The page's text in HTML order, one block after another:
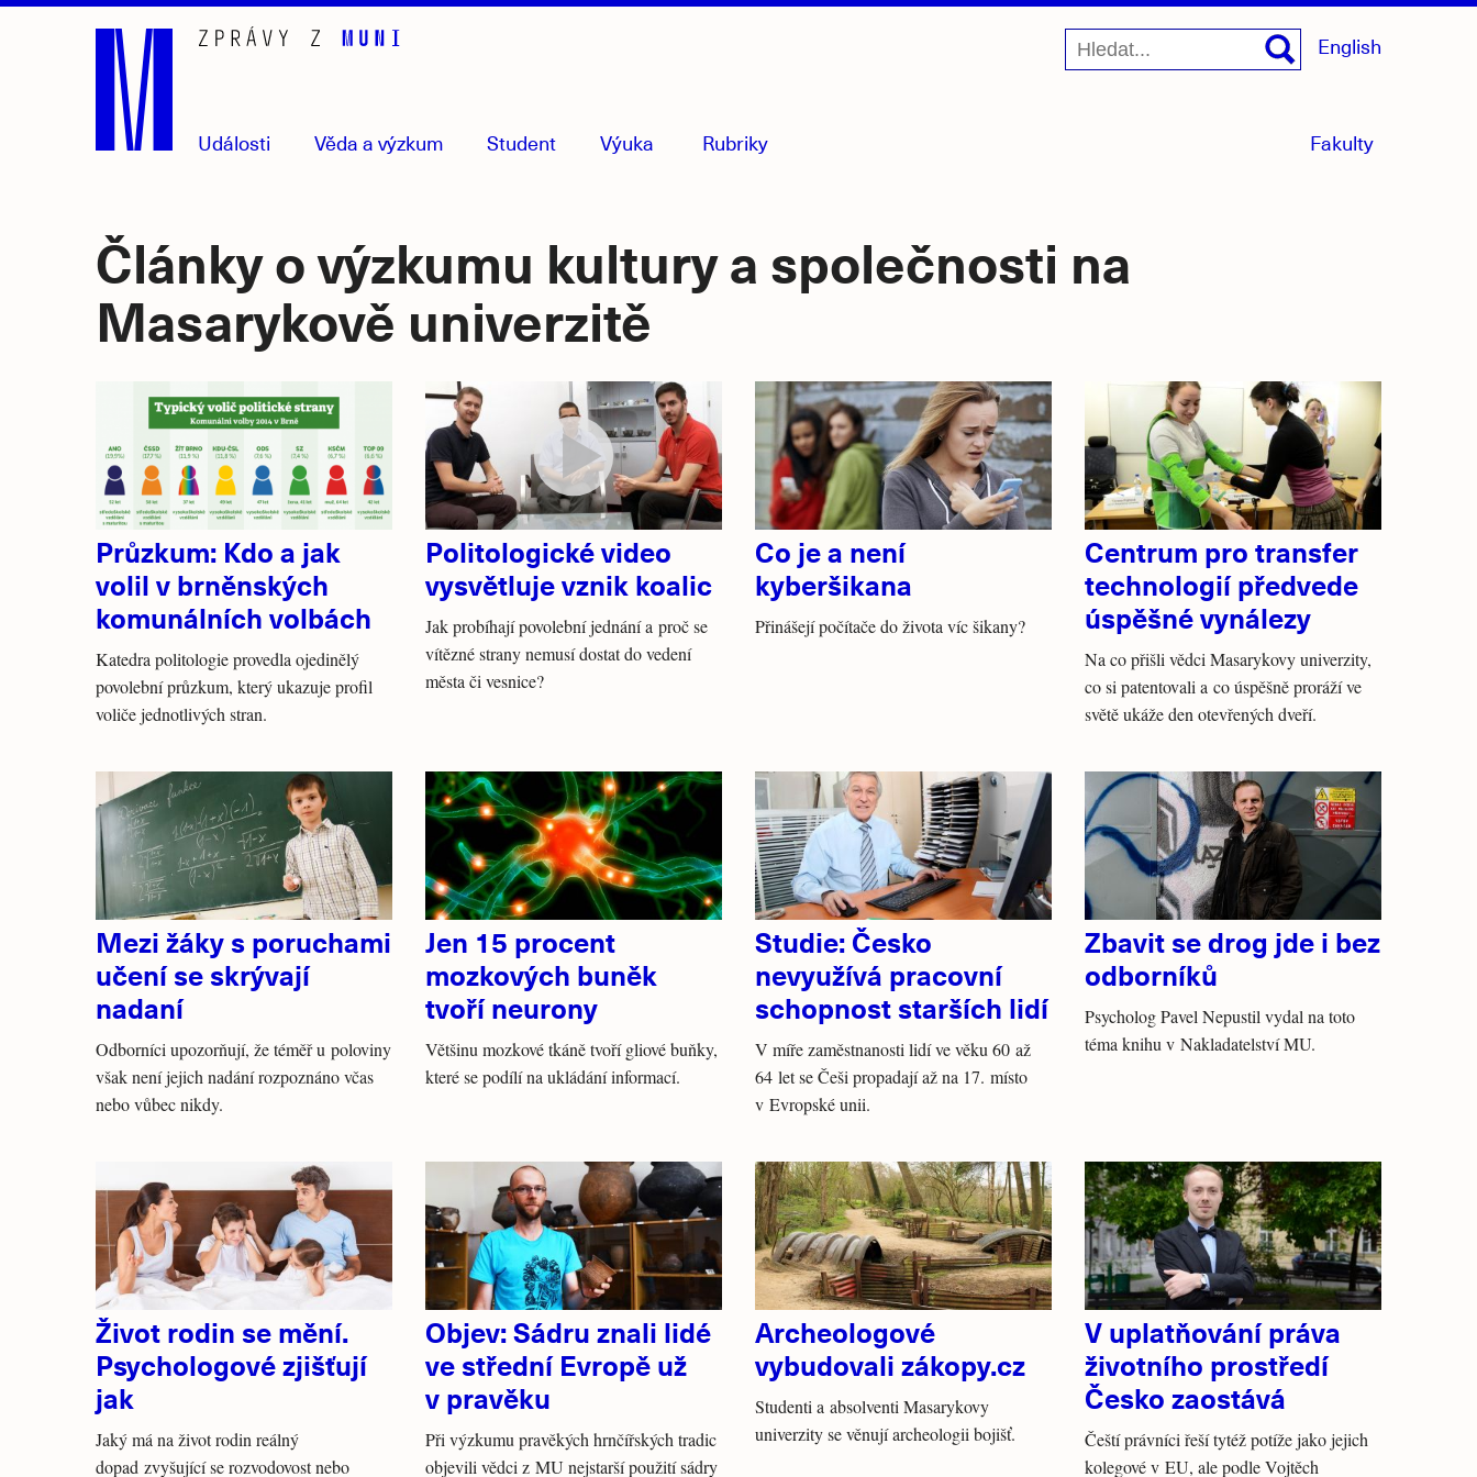
Události Věda a výzkum Student Výuka Rubriky Fakultymenu
English
Články o výzkumu kultury a společnosti na
Masarykově univerzitě
Průzkum: Kdo a jak
volil v brněnských
komunálních volbách
Katedra politologie provedla ojedinělý
povolební průzkum, který ukazuje profil
voliče jednotlivých stran.
Politologické video
vysvětluje vznik koalic
Jak probíhají povolební jednání a proč se
vítězné strany nemusí dostat do vedení
města či vesnice?
Co je a není
kyberšikana
Přinášejí počítače do života víc šikany?
Centrum pro transfer
technologií předvede
úspěšné vynálezy
Na co přišli vědci Masarykovy univerzity,
co si patentovali a co úspěšně proráží ve
světě ukáže den otevřených dveří.
Mezi žáky s poruchami
učení se skrývají
nadaní
Odborníci upozorňují, že téměř u poloviny
však není jejich nadání rozpoznáno včas
nebo vůbec nikdy.
Jen 15 procent
mozkových buněk
tvoří neurony
Většinu mozkové tkáně tvoří gliové buňky,
které se podílí na ukládání informací.
Studie: Česko
nevyužívá pracovní
schopnost starších lidí
V míře zaměstnanosti lidí ve věku 60 až
64 let se Češi propadají až na 17. místo
v Evropské unii.
Zbavit se drog jde i bez
odborníků
Psycholog Pavel Nepustil vydal na toto
téma knihu v Nakladatelství MU.
Život rodin se mění.
Psychologové zjišťují
jak
Jaký má na život rodin reálný
dopad zvyšující se rozvodovost nebo
Objev: Sádru znali lidé
ve střední Evropě už
v pravěku
Při výzkumu pravěkých hrnčířských tradic
objevili vědci z MU nejstarší použití sádry
Archeologové
vybudovali zákopy.cz
Studenti a absolventi Masarykovy
univerzity se věnují archeologii bojišť.
V uplatňování práva
životního prostředí
Česko zaostává
Čeští právníci řeší tytéž potíže jako jejich
kolegové v EU, ale podle Vojtěch